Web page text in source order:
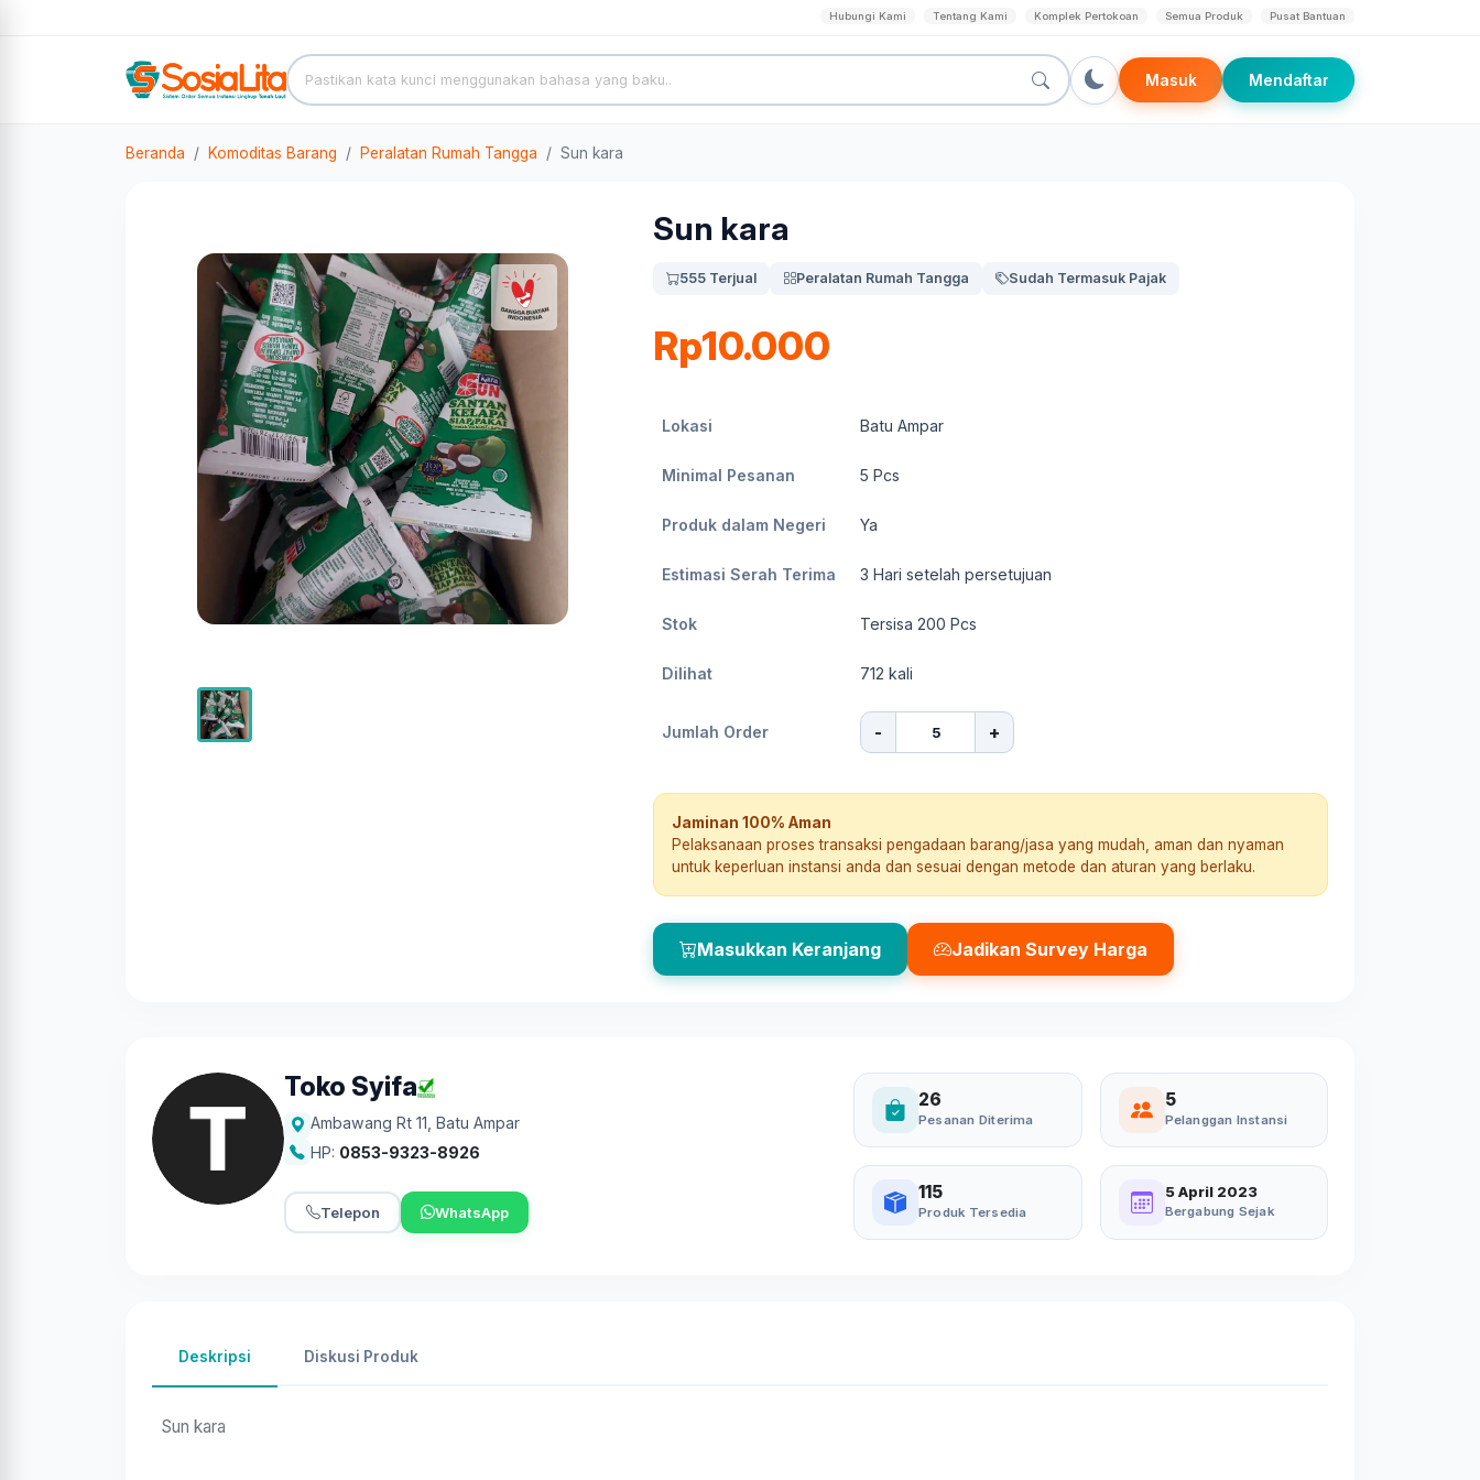
Hubungi Kami Tentang Kami Komplek Pertokoan Semua Produk Pusat Bantuan
Masuk Mendaftar
Beranda Komoditas Barang Peralatan Rumah Tangga Sun kara
Sun kara
555 Terjual Peralatan Rumah Tangga Sudah Termasuk Pajak
Rp10.000
Lokasi Batu Ampar
Minimal Pesanan 5 Pcs
Produk dalam Negeri Ya
Estimasi Serah Terima 3 Hari setelah persetujuan
Stok Tersisa 200 Pcs
Dilihat 712 kali
Jumlah Order - +
Jaminan 100% Aman
Pelaksanaan proses transaksi pengadaan barang/jasa yang mudah, aman dan nyaman
untuk keperluan instansi anda dan sesuai dengan metode dan aturan yang berlaku.
Masukkan Keranjang Jadikan Survey Harga
Toko Syifa
Ambawang Rt 11 Batu Ampar
HP: 0853-9323-8926
Telepon WhatsApp
26
Pesanan Diterima
5
Pelanggan Instansi
115
Produk Tersedia
5 April 2023
Bergabung Sejak
Deskripsi Diskusi Produk
Sun kara